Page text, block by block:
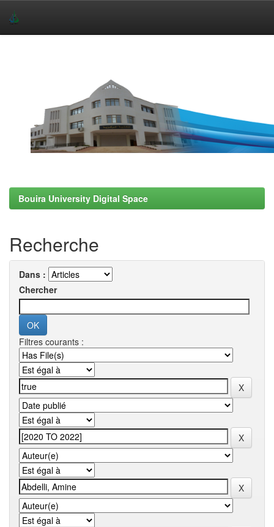
Bouira University Digital Space
Recherche
Dans :
Chercher
Filtres courants :